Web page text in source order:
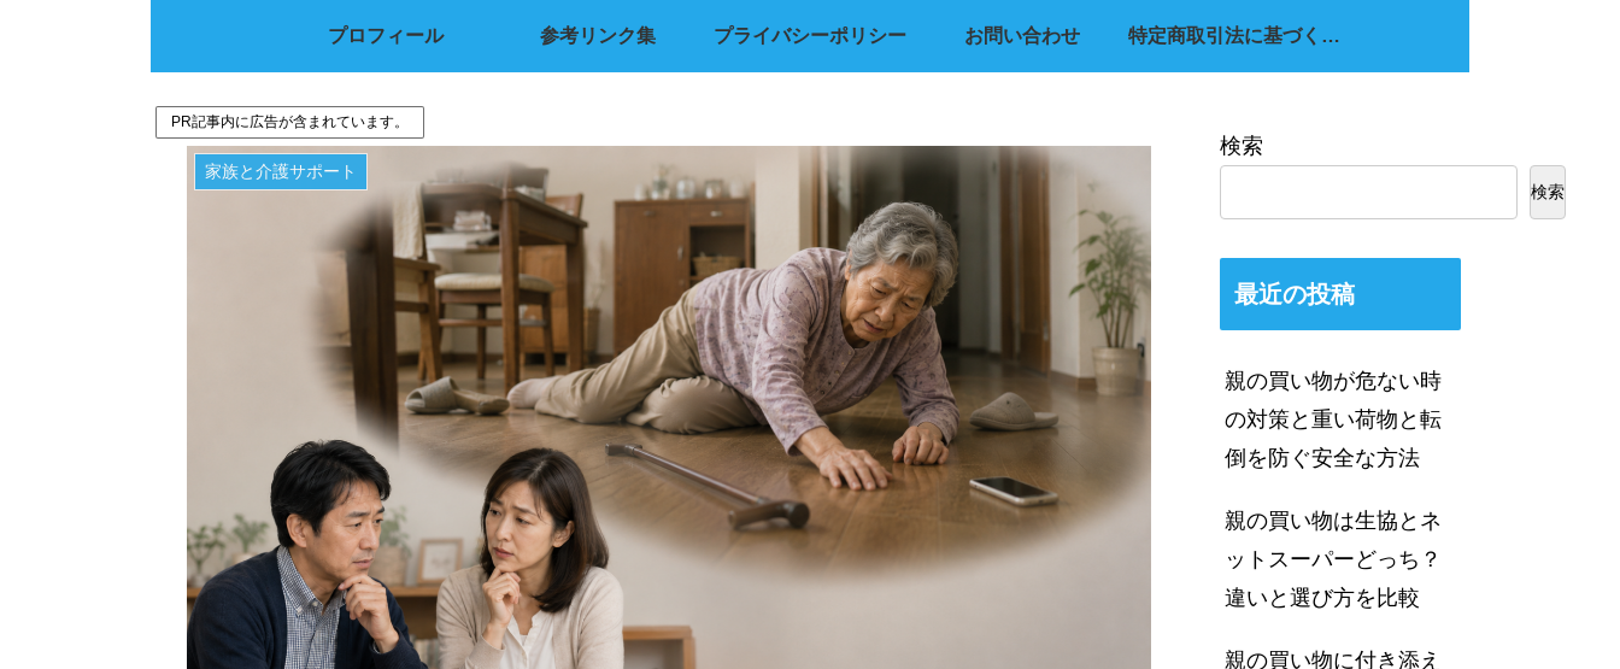
プロフィール 参考リンク集 プライバシーポリシー お問い合わせ 特定商取引法に基づく表記
PR記事内に広告が含まれています。
家族と介護サポート
検索
検索
最近の投稿
親の買い物が危ない時
の対策と重い荷物と転
倒を防ぐ安全な方法
親の買い物は生協とネ
ットスーパーどっち？
違いと選び方を比較
親の買い物に付き添え